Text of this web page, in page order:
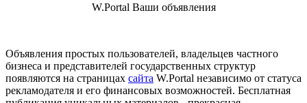
W.Portal Ваши объявления
Объявления простых пользователей, владельцев частного
бизнеса и представителей государственных структур
появляются на страницах сайта W.Portal независимо от статуса
рекламодателя и его финансовых возможностей. Бесплатная